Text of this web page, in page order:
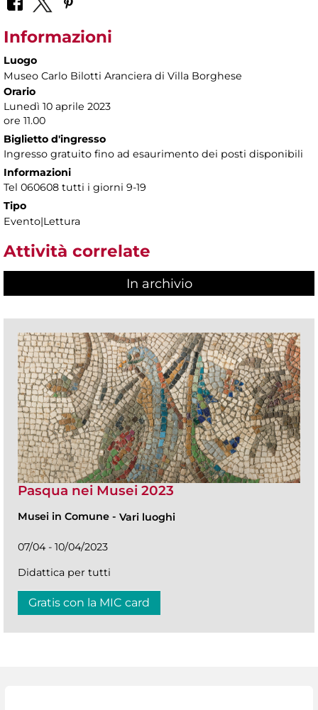
Informazioni
Luogo
Museo Carlo Bilotti Aranciera di Villa Borghese
Orario
Lunedì 10 aprile 2023
ore 11.00
Biglietto d'ingresso
Ingresso gratuito fino ad esaurimento dei posti disponibili
Informazioni
Tel 060608 tutti i giorni 9-19
Tipo
Evento|Lettura
Attività correlate
In archivio
Pasqua nei Musei 2023
Musei in Comune - Vari luoghi
07/04 - 10/04/2023
Didattica per tutti
Gratis con la MIC card